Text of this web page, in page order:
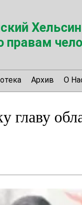
правам
Архив О
главу